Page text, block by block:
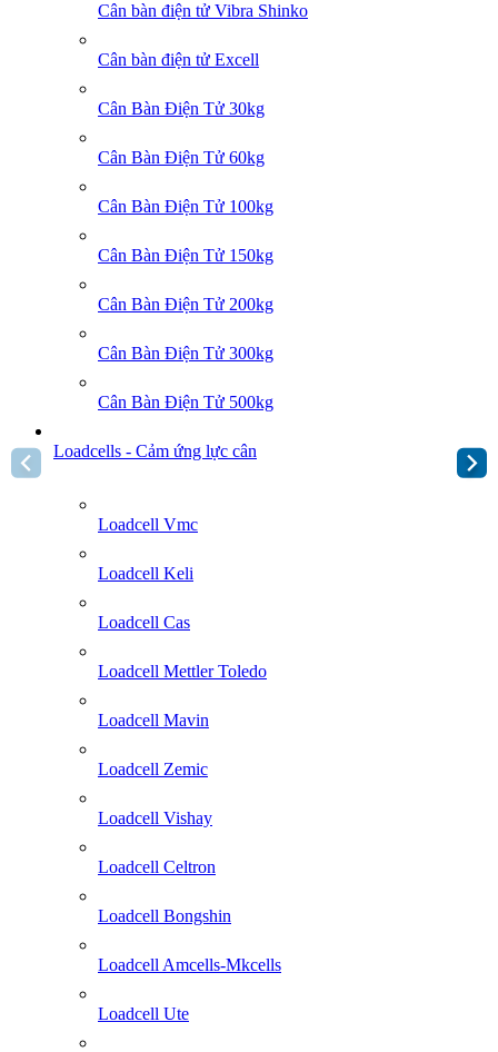
Cân bàn điện tử Vibra Shinko
Cân bàn điện tử Excell
Cân Bàn Điện Tử 30kg
Cân Bàn Điện Tử 60kg
Cân Bàn Điện Tử 100kg
Cân Bàn Điện Tử 150kg
Cân Bàn Điện Tử 200kg
Cân Bàn Điện Tử 300kg
Cân Bàn Điện Tử 500kg
Loadcells - Cảm ứng lực cân
Loadcell Vmc
Loadcell Keli
Loadcell Cas
Loadcell Mettler Toledo
Loadcell Mavin
Loadcell Zemic
Loadcell Vishay
Loadcell Celtron
Loadcell Bongshin
Loadcell Amcells-Mkcells
Loadcell Ute